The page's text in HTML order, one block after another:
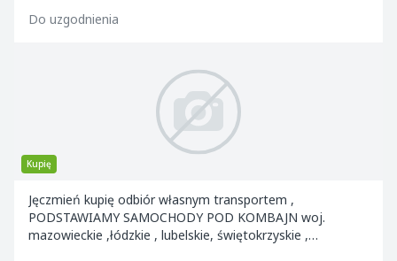
Do uzgodnienia
Kupię
Jęczmień kupię odbiór własnym transportem ,
PODSTAWIAMY SAMOCHODY POD KOMBAJN woj.
mazowieckie ,łódzkie , lubelskie, świętokrzyskie ,